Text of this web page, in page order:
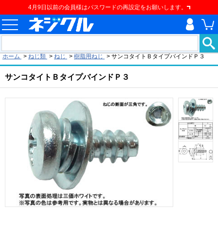
4月9日以前の会員様はパスワードの再設定をお願いします。
ホーム > ねじ類 > ねじ > 樹脂用ねじ > サンコタイトＢタイプバインドＰ３
サンコタイトＢタイプバインドＰ３